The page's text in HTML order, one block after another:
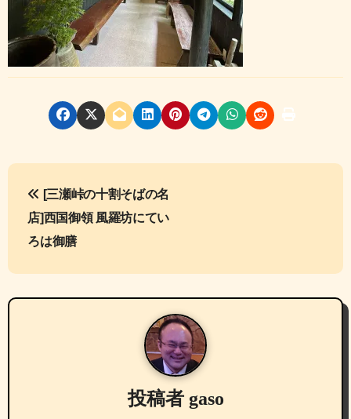
投
稿
ナ
ビ
ゲ
[三瀬峠の十割そばの名
店]西国御領 風羅坊にてい
ろは御膳
投稿者 gaso